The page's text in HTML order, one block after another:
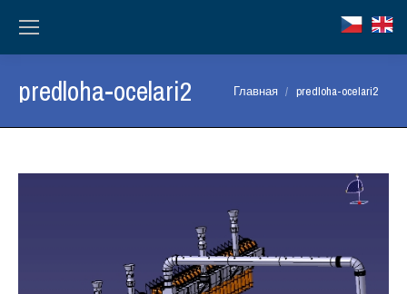
predloha-ocelari2 Вы здесь:
Главная predloha-ocelari2